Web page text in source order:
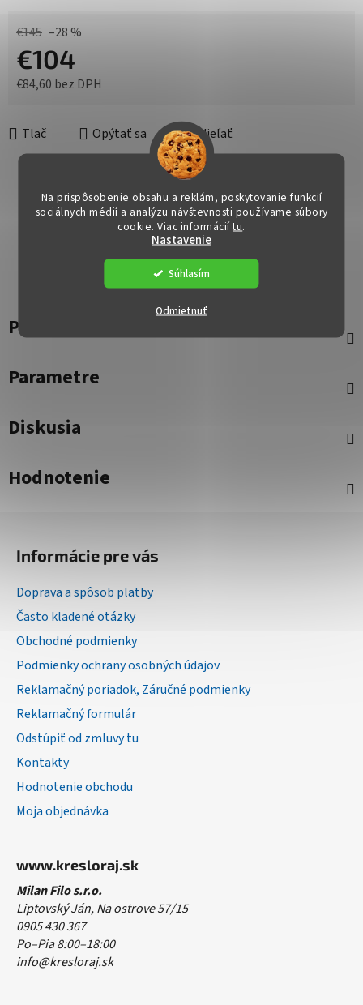
Na prispôsobenie obsahu a reklám, poskytovanie funkcií
sociálnych médií a analýzu návštevnosti používame súbory
cookie. Viac informáciítu.
Nastavenie
Odmietnuť
Súhlasím
€145 –28 %
€104
€84,60 bez DPH
Tlač
Opýtať sa Zdieľať
Popis
Parametre
Diskusia
Hodnotenie
Informácie pre vás
Doprava a spôsob platby
Často kladené otázky
Obchodné podmienky
Podmienky ochrany osobných údajov
Reklamačný poriadok, Záručné podmienky
Reklamačný formulár
Odstúpiť od zmluvy tu
Kontakty
Hodnotenie obchodu
Moja objednávka
www.kresloraj.sk
Milan Filo s.r.o.
Liptovský Ján, Na ostrove 57/15
0905 430 367
Po–Pia 8:00–18:00
info@kresloraj.sk